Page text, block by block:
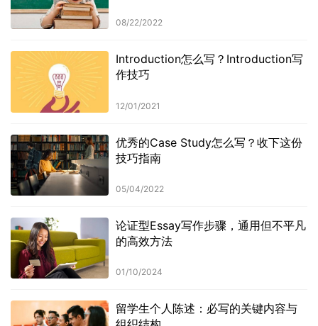
08/22/2022
Introduction怎么写？Introduction写
作技巧
12/01/2021
优秀的Case Study怎么写？收下这份
技巧指南
05/04/2022
论证型Essay写作步骤，通用但不平凡
的高效方法
01/10/2024
留学生个人陈述：必写的关键内容与